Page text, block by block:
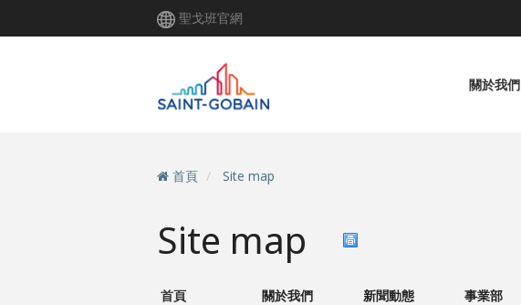
聖戈班官網
關於我們
首頁 Site map
Site map
首頁 關於我們 新聞動態 事業部